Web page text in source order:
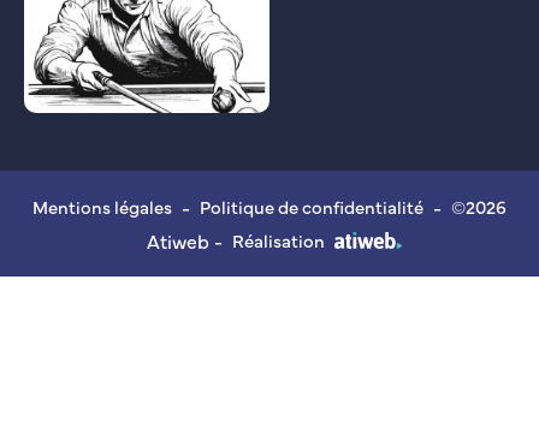
Mentions légales - Politique de confidentialité - ©2026
Atiweb - Réalisation